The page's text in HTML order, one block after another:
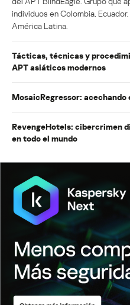
individuos en Colombia,
América Latina.
Tácticas, técnicas y
APT asiáticos modernos
MosaicRegressor: acechando
RevengeHotels: cibercrimen
en todo el mundo